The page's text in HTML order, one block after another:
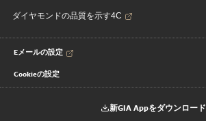
ダイヤモンドの品質を示す4C
Eメールの設定
Cookieの設定
新GIA Appをダウンロード